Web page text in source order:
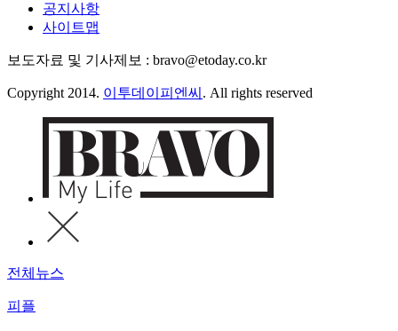
공지사항
사이트맵
보도자료 및 기사제보 : bravo@etoday.co.kr
Copyright 2014. 이투데이피엔씨 . All rights reserved
전체뉴스
피플